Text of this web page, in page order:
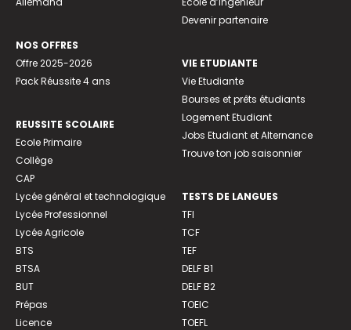
NOS OFFRES
Offre 2025-2026
Pack Réussite 4 ans
REUSSITE SCOLAIRE
Ecole Primaire
Collège
CAP
Lycée général et technologique
Lycée Professionnel
Lycée Agricole
BTS
BTSA
BUT
Prépas
Licence
Devenir partenaire
VIE ETUDIANTE
Vie Etudiante
Bourses et prêts étudiants
Logement Etudiant
Jobs Etudiant et Alternance
Trouve ton job saisonnier
TESTS DE LANGUES
TFI
TCF
TEF
DELF B1
DELF B2
TOEIC
TOEFL